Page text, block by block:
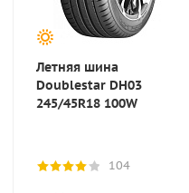
Летняя шина
Doublestar DH03
245/45R18 100W
104